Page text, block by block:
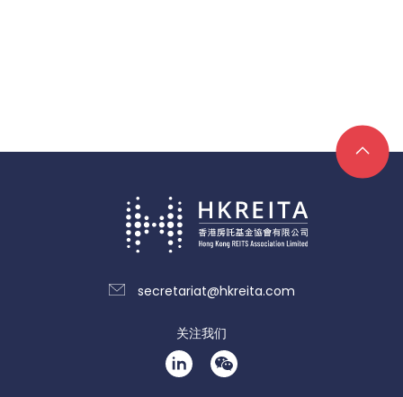
secretariat@hkreita.com
关注我们